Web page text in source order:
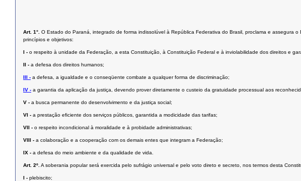
Art. 1°. O Estado do Paraná, integrado de forma indissolúvel à República Federativa do Brasil, proclama e
princípios e objetivos:
I - o respeito à unidade da Federação, a esta Constituição, à Constituição Federal e à inviolabilidade dos direitos e
II - a defesa dos direitos humanos;
III - a defesa, a igualdade e o conseqüente combate a qualquer forma de discriminação;
IV - a garantia da aplicação da justiça, devendo prover diretamente o custeio da gratuidade processual aos
V - a busca permanente do desenvolvimento e da justiça social;
VI - a prestação eﬁciente dos serviços públicos, garantida a modicidade das tarifas;
VII - o respeito incondicional à moralidade e à probidade administrativas;
VIII - a colaboração e a cooperação com os demais entes que integram a Federação;
IX - a defesa do meio ambiente e da qualidade de vida.
Art. 2º. A soberania popular será exercida pelo sufrágio universal e pelo voto direto e secreto, nos termos desta
I - plebiscito;